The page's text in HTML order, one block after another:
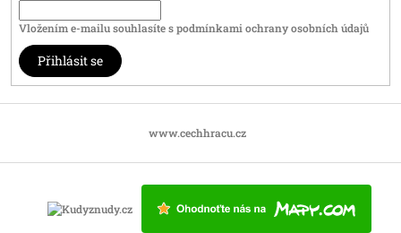
Vložením e-mailu souhlasíte spodmínkami ochrany osobních údajů
Přihlásit se
www.cechhracu.cz